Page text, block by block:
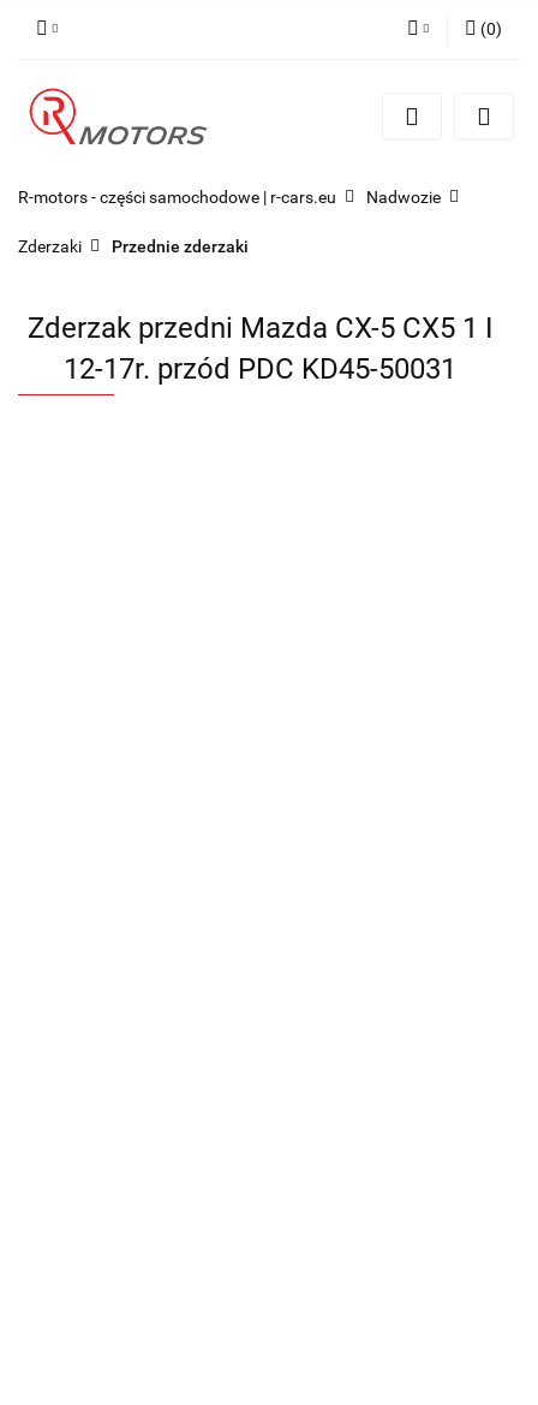
Zarejestruj się
(0)
R-motors - części samochodowe | r-cars.eu Nadwozie
Zderzaki Przednie zderzaki
Zderzak przedni Mazda CX-5 CX5 1 I
12-17r. przód PDC KD45-50031